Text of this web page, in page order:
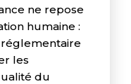
ne repose
humaine :
les
du